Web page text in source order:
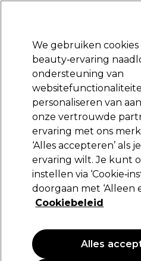
Merken Deals Haar Elektra
Volgende
Na verzending,
Elchim
Elchim Hot Honey
Treatment x12
(0
We gebruiken
beauty‑ervaring
ondersteuning van
personaliseren van
onze vertrouwde
ervaring met ons
‘Alles accepteren’ als
ervaring wilt. Je kunt
instellen via
doorgaan met ‘Alleen
Cookiebeleid
Alles